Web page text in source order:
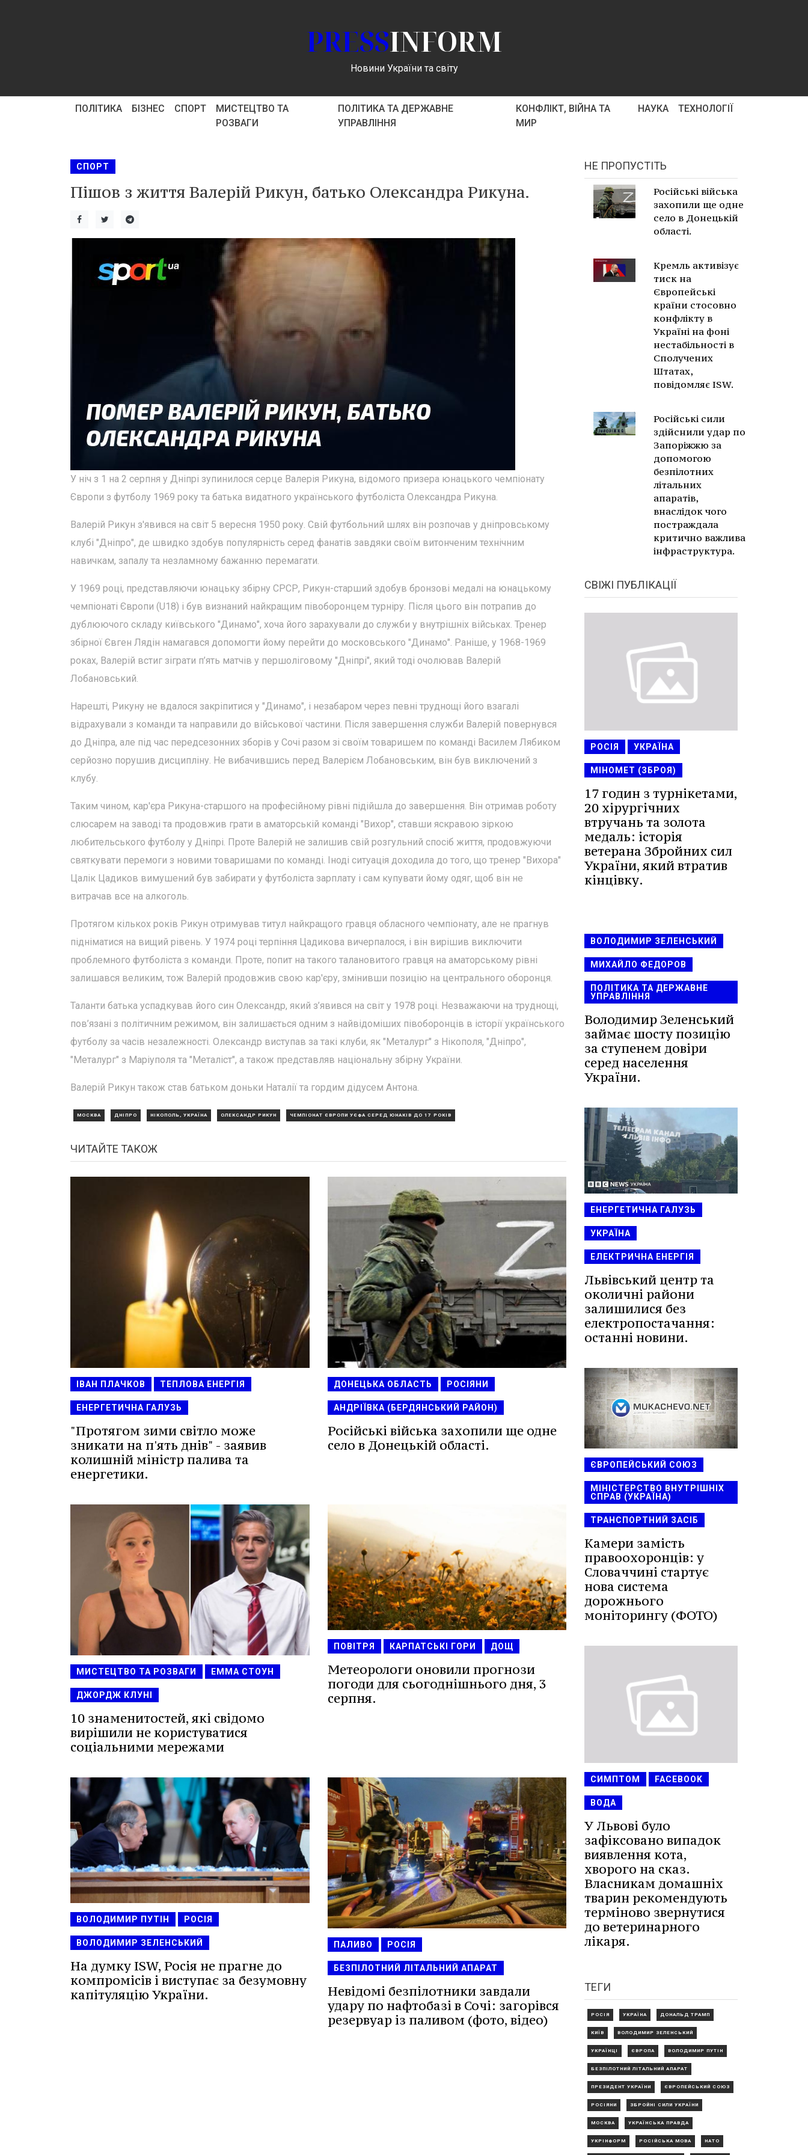
PRESSINFORM
Новини України та світу
ПОЛІТИКА БІЗНЕС СПОРТ
МИСТЕЦТВО ТА
РОЗВАГИ
ПОЛІТИКА ТА ДЕРЖАВНЕ
УПРАВЛІННЯ
КОНФЛІКТ, ВІЙНА ТА
МИР
НАУКА ТЕХНОЛОГІЇ
СПОРТ
Пішов з життя Валерій Рикун, батько Олександра Рикуна.
У ніч з 1 на 2 серпня у Дніпрі зупинилося серце Валерія Рикуна, відомого призера юнацького чемпіонату
Європи з футболу 1969 року та батька видатного українського футболіста Олександра Рикуна.
Валерій Рикун з'явився на світ 5 вересня 1950 року. Свій футбольний шлях він розпочав у дніпровському
клубі "Дніпро", де швидко здобув популярність серед фанатів завдяки своїм витонченим технічним
навичкам, запалу та незламному бажанню перемагати.
У 1969 році, представляючи юнацьку збірну СРСР, Рикун-старший здобув бронзові медалі на юнацькому
чемпіонаті Європи (U18) і був визнаний найкращим півоборонцем турніру. Після цього він потрапив до
дублюючого складу київського "Динамо", хоча його зарахували до служби у внутрішніх військах. Тренер
збірної Євген Лядін намагався допомогти йому перейти до московського "Динамо". Раніше, у 1968-1969
роках, Валерій встиг зіграти п’ять матчів у першоліговому "Дніпрі", який тоді очолював Валерій
Лобановський.
Нарешті, Рикуну не вдалося закріпитися у "Динамо", і незабаром через певні труднощі його взагалі
відрахували з команди та направили до військової частини. Після завершення служби Валерій повернувся
до Дніпра, але під час передсезонних зборів у Сочі разом зі своїм товаришем по команді Василем Лябиком
серйозно порушив дисципліну. Не вибачившись перед Валерієм Лобановським, він був виключений з
клубу.
Таким чином, кар'єра Рикуна-старшого на професійному рівні підійшла до завершення. Він отримав роботу
слюсарем на заводі та продовжив грати в аматорській команді "Вихор", ставши яскравою зіркою
любительського футболу у Дніпрі. Проте Валерій не залишив свій розгульний спосіб життя, продовжуючи
святкувати перемоги з новими товаришами по команді. Іноді ситуація доходила до того, що тренер "Вихора"
Цалік Цадиков вимушений був забирати у футболіста зарплату і сам купувати йому одяг, щоб він не
витрачав все на алкоголь.
Протягом кількох років Рикун отримував титул найкращого гравця обласного чемпіонату, але не прагнув
підніматися на вищий рівень. У 1974 році терпіння Цадикова вичерпалося, і він вирішив виключити
проблемного футболіста з команди. Проте, попит на такого талановитого гравця на аматорському рівні
залишався великим, тож Валерій продовжив свою кар'єру, змінивши позицію на центрального оборонця.
Таланти батька успадкував його син Олександр, який з’явився на світ у 1978 році. Незважаючи на труднощі,
пов’язані з політичним режимом, він залишається одним з найвідоміших півоборонців в історії українського
футболу за часів незалежності. Олександр виступав за такі клуби, як "Металург" з Нікополя, "Дніпро",
"Металург" з Маріуполя та "Металіст", а також представляв національну збірну України.
Валерій Рикун також став батьком доньки Наталії та гордим дідусем Антона.
МОСКВА ДНІПРО НІКОПОЛЬ, УКРАЇНА ОЛЕКСАНДР РИКУН ЧЕМПІОНАТ ЄВРОПИ УЄФА СЕРЕД ЮНАКІВ ДО 17 РОКІВ
ЧИТАЙТЕ ТАКОЖ
ІВАН ПЛАЧКОВ ТЕПЛОВА ЕНЕРГІЯ
ЕНЕРГЕТИЧНА ГАЛУЗЬ
"Протягом зими світло може
зникати на п'ять днів" - заявив
колишній міністр палива та
енергетики.
ДОНЕЦЬКА ОБЛАСТЬ РОСІЯНИ
АНДРІЇВКА (БЕРДЯНСЬКИЙ РАЙОН)
Російські війська захопили ще одне
село в Донецькій області.
МИСТЕЦТВО ТА РОЗВАГИ ЕММА СТОУН
ДЖОРДЖ КЛУНІ
10 знаменитостей, які свідомо
вирішили не користуватися
соціальними мережами
ПОВІТРЯ КАРПАТСЬКІ ГОРИ ДОЩ
Метеорологи оновили прогнози
погоди для сьогоднішнього дня, 3
серпня.
ВОЛОДИМИР ПУТІН РОСІЯ
ВОЛОДИМИР ЗЕЛЕНСЬКИЙ
На думку ISW, Росія не прагне до
компромісів і виступає за безумовну
капітуляцію України.
ПАЛИВО РОСІЯ
БЕЗПІЛОТНИЙ ЛІТАЛЬНИЙ АПАРАТ
Невідомі безпілотники завдали
удару по нафтобазі в Сочі: загорівся
резервуар із паливом (фото, відео)
НЕ ПРОПУСТІТЬ
Російські війська
захопили ще одне
село в Донецькій
області.
Кремль активізує
тиск на
Європейські
країни стосовно
конфлікту в
Україні на фоні
нестабільності в
Сполучених
Штатах,
повідомляє ISW.
Російські сили
здійснили удар по
Запоріжжю за
допомогою
безпілотних
літальних
апаратів,
внаслідок чого
постраждала
критично важлива
інфраструктура.
СВІЖІ ПУБЛІКАЦІЇ
РОСІЯ УКРАЇНА
МІНОМЕТ (ЗБРОЯ)
17 годин з турнікетами,
20 хірургічних
втручань та золота
медаль: історія
ветерана Збройних сил
України, який втратив
кінцівку.
ВОЛОДИМИР ЗЕЛЕНСЬКИЙ
МИХАЙЛО ФЕДОРОВ
ПОЛІТИКА ТА ДЕРЖАВНЕ
УПРАВЛІННЯ
Володимир Зеленський
займає шосту позицію
за ступенем довіри
серед населення
України.
ЕНЕРГЕТИЧНА ГАЛУЗЬ
УКРАЇНА
ЕЛЕКТРИЧНА ЕНЕРГІЯ
Львівський центр та
околичні райони
залишилися без
електропостачання:
останні новини.
ЄВРОПЕЙСЬКИЙ СОЮЗ
МІНІСТЕРСТВО ВНУТРІШНІХ
СПРАВ (УКРАЇНА)
ТРАНСПОРТНИЙ ЗАСІБ
Камери замість
правоохоронців: у
Словаччині стартує
нова система
дорожнього
моніторингу (ФОТО)
СИМПТОМ FACEBOOK
ВОДА
У Львові було
зафіксовано випадок
виявлення кота,
хворого на сказ.
Власникам домашніх
тварин рекомендують
терміново звернутися
до ветеринарного
лікаря.
ТЕГИ
РОСІЯ УКРАЇНА ДОНАЛЬД ТРАМП
КИЇВ ВОЛОДИМИР ЗЕЛЕНСЬКИЙ
УКРАЇНЦІ ЄВРОПА ВОЛОДИМИР ПУТІН
БЕЗПІЛОТНИЙ ЛІТАЛЬНИЙ АПАРАТ
ПРЕЗИДЕНТ УКРАЇНИ ЄВРОПЕЙСЬКИЙ СОЮЗ
РОСІЯНИ ЗБРОЙНІ СИЛИ УКРАЇНИ
МОСКВА УКРАЇНСЬКА ПРАВДА
УКРІНФОРМ РОСІЙСЬКА МОВА НАТО